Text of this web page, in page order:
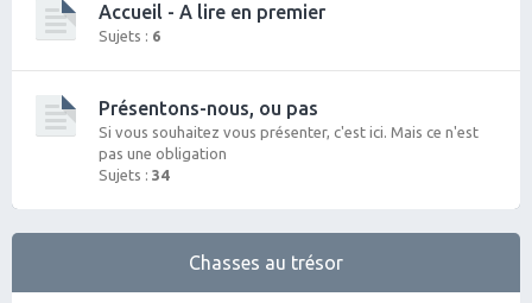
Accueil - A lire en premier
Sujets : 6
Présentons-nous, ou pas
Si vous souhaitez vous présenter, c'est ici. Mais ce n'est
pas une obligation
Sujets : 34
Chasses au trésor